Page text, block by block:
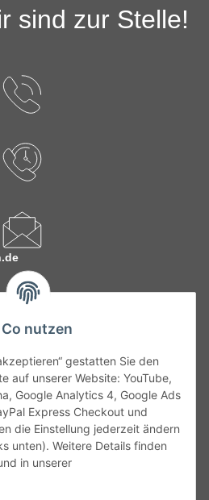
nutzen
gestatten Sie den
auf unserer Website: YouTube,
Google Analytics 4, Google Ads
Express Checkout und
die Einstellung jederzeit ändern
unten). Weitere Details finden
in unserer
sind zur Stelle!
Gewähr. Irrtümer und fehlerhafte
Sie Datenblätter oder spezielle